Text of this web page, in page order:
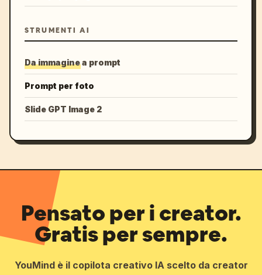
STRUMENTI AI
Da immagine a prompt
Prompt per foto
Slide GPT Image 2
Pensato per i creator.
Gratis per sempre.
YouMind è il copilota creativo IA scelto da creator